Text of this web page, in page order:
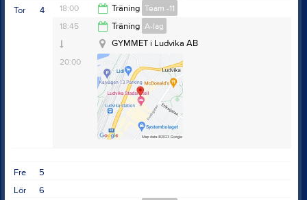
20:00
18:00
4
Tor 18:00 Träning Team -11
19:00
Biskopsnäset elljusspår
18:45 Träning A-lag
20:00
GYMMET i Ludvika AB
5
Fre
6
Lör